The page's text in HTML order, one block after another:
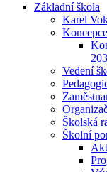
Základní škola
Karel
Vedení
Školská
Školní